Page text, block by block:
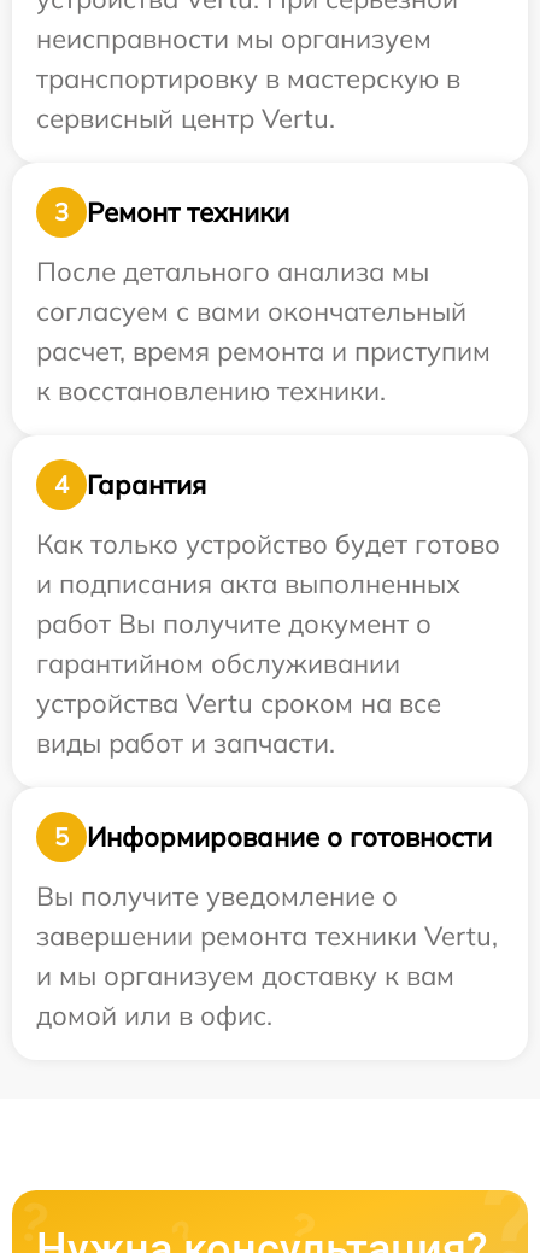
неисправности мы организуем
транспортировку в мастерскую в
сервисный центр Vertu.
3
Ремонт техники
После детального анализа мы
согласуем с вами окончательный
расчет, время ремонта и приступим
к восстановлению техники.
4
Гарантия
Как только устройство будет готово
и подписания акта выполненных
работ Вы получите документ о
гарантийном обслуживании
устройства Vertu сроком на все
виды работ и запчасти.
5
Информирование о готовности
Вы получите уведомление о
завершении ремонта техники Vertu,
и мы организуем доставку к вам
домой или в офис.